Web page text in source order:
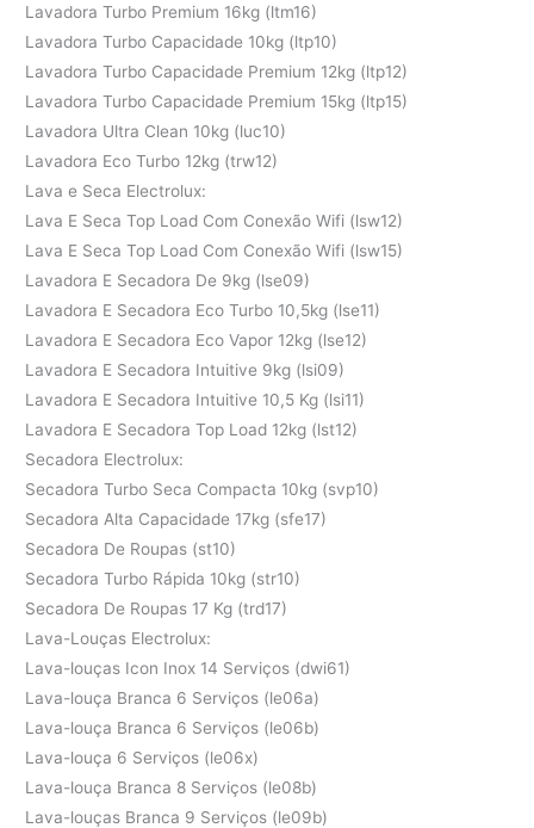
Lavadora Turbo Premium 16kg (ltm16)
Lavadora Turbo Capacidade 10kg (ltp10)
Lavadora Turbo Capacidade Premium 12kg (ltp12)
Lavadora Turbo Capacidade Premium 15kg (ltp15)
Lavadora Ultra Clean 10kg (luc10)
Lavadora Eco Turbo 12kg (trw12)
Lava e Seca Electrolux:
Lava E Seca Top Load Com Conexão Wifi (lsw12)
Lava E Seca Top Load Com Conexão Wifi (lsw15)
Lavadora E Secadora De 9kg (lse09)
Lavadora E Secadora Eco Turbo 10,5kg (lse11)
Lavadora E Secadora Eco Vapor 12kg (lse12)
Lavadora E Secadora Intuitive 9kg (lsi09)
Lavadora E Secadora Intuitive 10,5 Kg (lsi11)
Lavadora E Secadora Top Load 12kg (lst12)
Secadora Electrolux:
Secadora Turbo Seca Compacta 10kg (svp10)
Secadora Alta Capacidade 17kg (sfe17)
Secadora De Roupas (st10)
Secadora Turbo Rápida 10kg (str10)
Secadora De Roupas 17 Kg (trd17)
Lava-Louças Electrolux:
Lava-louças Icon Inox 14 Serviços (dwi61)
Lava-louça Branca 6 Serviços (le06a)
Lava-louça Branca 6 Serviços (le06b)
Lava-louça 6 Serviços (le06x)
Lava-louça Branca 8 Serviços (le08b)
Lava-louças Branca 9 Serviços (le09b)